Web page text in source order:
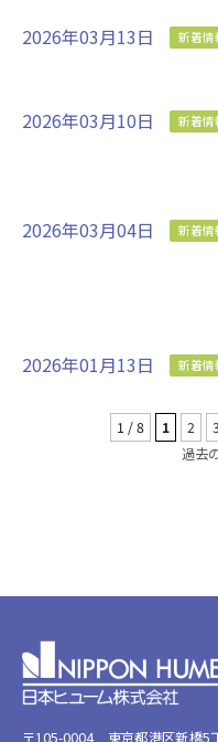
2026年03月13日 新着情
2026年03月10日 新着情
2026年03月04日 新着情
2026年01月13日 新着情
1 / 8 1 2 3
過去
〒105-0004 東京都港区新橋5